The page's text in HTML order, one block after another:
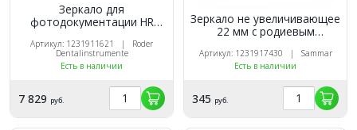
Зеркало для
фотодокументации HR
фронтальной отражающей
поверхностью,окклюзионное,
Röder (Германия)
Артикул: 1231911621 | Roder
Dentalinstrumente
Есть в наличии
7 829 руб.
Зеркало не увеличивающее
22 мм с родиевым
Артикул: 1231917430 | Sammar
Есть в наличии
345 руб.